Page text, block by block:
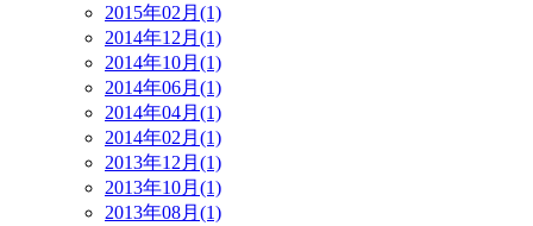
2015年02月(1)
2014年12月(1)
2014年10月(1)
2014年06月(1)
2014年04月(1)
2014年02月(1)
2013年12月(1)
2013年10月(1)
2013年08月(1)